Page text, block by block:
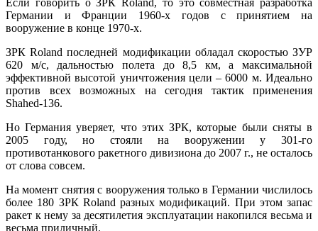
Если говорить о ЗРК Roland, то это совместная разработка
Германии и Франции 1960-х годов с принятием на
вооружение в конце 1970-х.
ЗРК Roland последней модификации обладал скоростью ЗУР
620 м/с, дальностью полета до 8,5 км, а максимальной
эффективной высотой уничтожения цели – 6000 м. Идеально
против всех возможных на сегодня тактик применения
Shahed-136.
Но Германия уверяет, что этих ЗРК, которые были сняты в
2005 году, но стояли на вооружении у 301-го
противотанкового ракетного дивизиона до 2007 г., не осталось
от слова совсем.
На момент снятия с вооружения только в Германии числилось
более 180 ЗРК Roland разных модификаций. При этом запас
ракет к нему за десятилетия эксплуатации накопился весьма и
весьма приличный.